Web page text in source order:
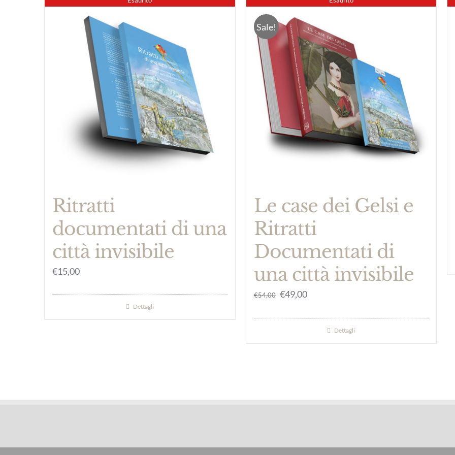
Ritratti
documentati di una
città invisibile
€15,00
Dettagli
Sale!
Le case dei Gelsi e
Ritratti
Documentati di
una città invisibile
€54,00 Il
€49,00Il
attualeDettagli